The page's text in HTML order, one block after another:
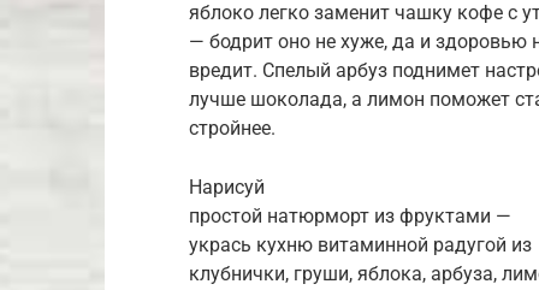
яблоко легко заменит чашку кофе с
— бодрит оно не хуже, да и здоровью
вредит. Спелый арбуз поднимет
лучше шоколада, а лимон поможет
стройнее.
Нарисуй
простой натюрморт из фруктами —
укрась кухню витаминной радугой из
клубнички, груши, яблока, арбуза,